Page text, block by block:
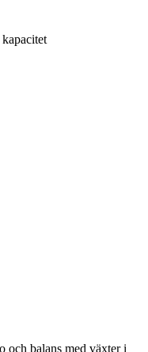
och balans med växter i